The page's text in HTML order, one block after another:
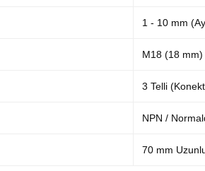
1 - 10 mm
M18 (18 mm)
3 Telli
NPN /
70 mm